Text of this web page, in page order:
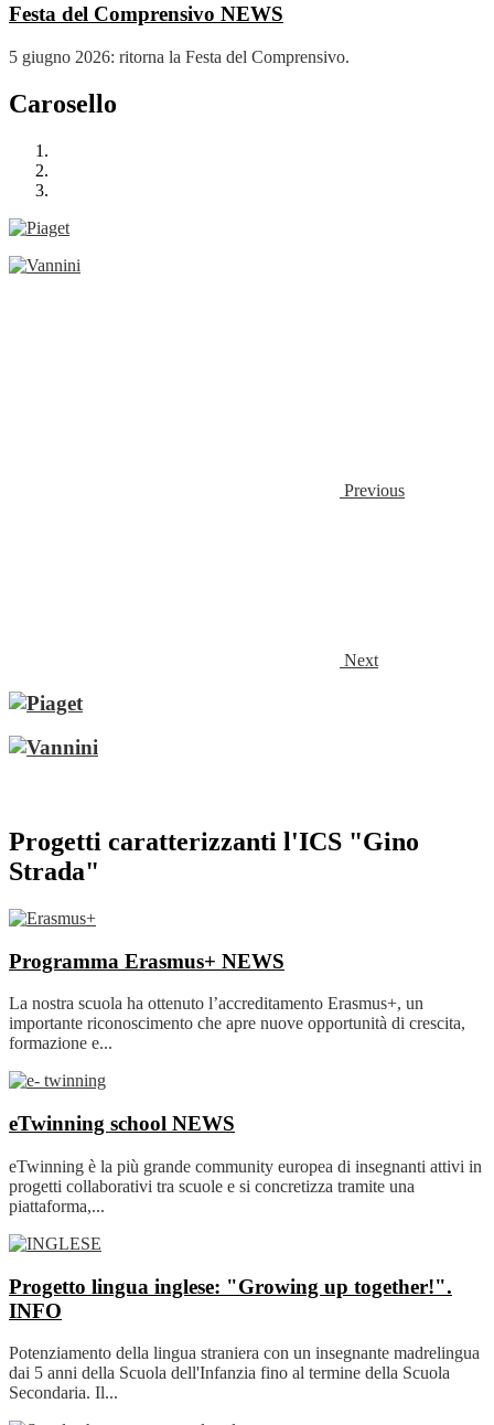
Festa del Comprensivo NEWS
5 giugno 2026: ritorna la Festa del Comprensivo.
Carosello
Previous
Next
Progetti caratterizzanti l'ICS "Gino
Strada"
Programma Erasmus+ NEWS
La nostra scuola ha ottenuto l’accreditamento Erasmus+, un
importante riconoscimento che apre nuove opportunità di crescita,
formazione e...
eTwinning school NEWS
eTwinning è la più grande community europea di insegnanti attivi in
progetti collaborativi tra scuole e si concretizza tramite una
piattaforma,...
Progetto lingua inglese: "Growing up together!".
INFO
Potenziamento della lingua straniera con un insegnante madrelingua
dai 5 anni della Scuola dell'Infanzia fino al termine della Scuola
Secondaria. Il...